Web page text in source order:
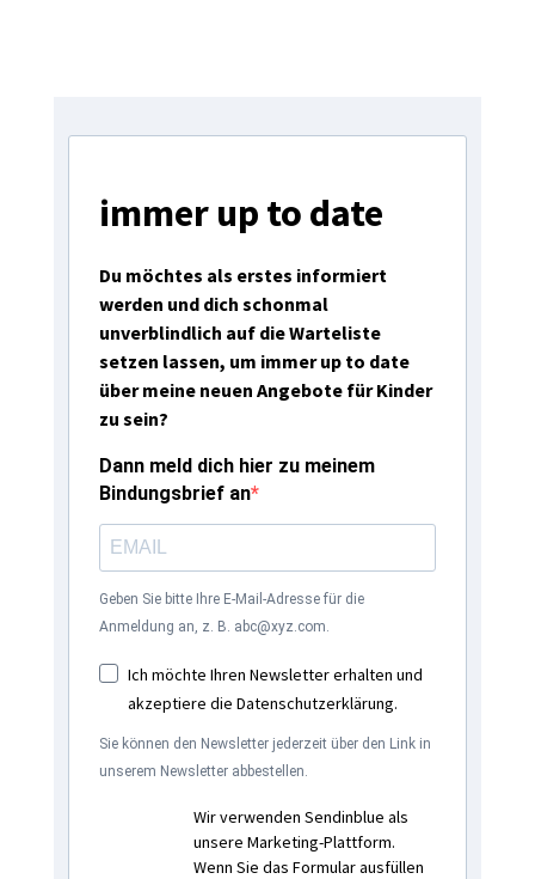
immer up to date
Du möchtes als erstes informiert
werden und dich schonmal
unverblindlich auf die Warteliste
setzen lassen, um immer up to date
über meine neuen Angebote für Kinder
zu sein?
Dann meld dich hier zu meinem
Bindungsbrief an
Geben Sie bitte Ihre E-Mail-Adresse für die
Anmeldung an, z. B. abc@xyz.com.
Ich möchte Ihren Newsletter erhalten und
akzeptiere die Datenschutzerklärung.
Sie können den Newsletter jederzeit über den Link in
unserem Newsletter abbestellen.
Wir verwenden Sendinblue als
unsere Marketing-Plattform.
Wenn Sie das Formular ausfüllen